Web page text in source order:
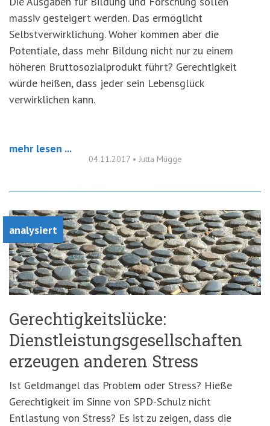
massiv gesteigert werden. Das ermöglicht
Selbstverwirklichung. Woher kommen aber die
Potentiale, dass mehr Bildung nicht nur zu einem
höheren Bruttosozialprodukt führt? Gerechtigkeit
würde heißen, dass jeder sein Lebensglück
verwirklichen kann.
mehr lesen ...
04.11.2017 • Jutta Mügge
analysiert
Gerechtigkeitslücke:
Dienstleistungsgesellschaften
erzeugen anderen Stress
Ist Geldmangel das Problem oder Stress? Hieße
Gerechtigkeit im Sinne von SPD-Schulz nicht
Entlastung von Stress? Es ist zu zeigen, dass die